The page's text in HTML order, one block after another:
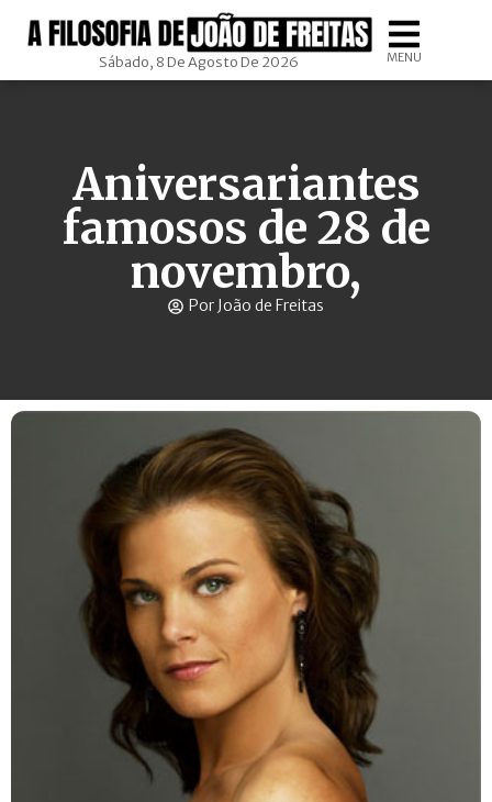
Sábado, 8 De Agosto De 2026 MENU
Aniversariantes
famosos de 28 de
novembro,
Por João de Freitas